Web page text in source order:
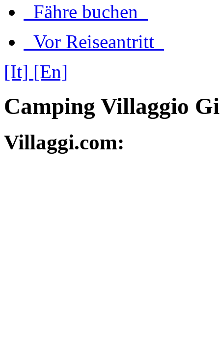
Fähre buchen
Vor Reiseantritt
[It] [En]
Camping Villaggio
Villaggi.com: